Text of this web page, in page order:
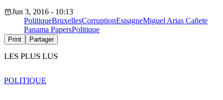
Jun 3, 2016 - 10:13
PolitiqueBruxellesCorruptionEspagneMiguel Arias Cañete
Panama PapersPolitique
Print Partager
LES PLUS LUS
POLITIQUE